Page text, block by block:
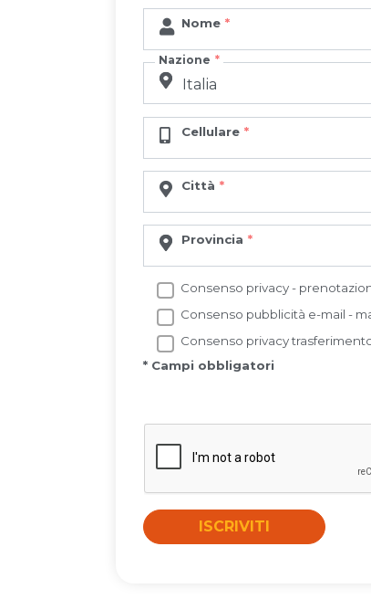
Nome
Nazione
Cellulare
Città
Provincia
Consenso privacy -
Consenso pubblicità e-mail -
Consenso privacy
* Campi obbligatori
ISCRIVITI